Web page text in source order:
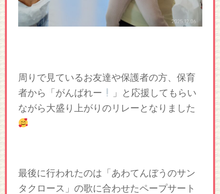
周りで見ているお友達や保護者の方、保育
者から「がんばれー
」と応援してもらい
ながら大盛り上がりのリレーとなりました
最後に行われたのは「あわてんぼうのサン
タクロース」の歌に合わせたペープサート